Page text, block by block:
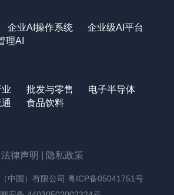
企业AI操作系统
企业级AI平台
理AI
批发与零售
电子半导体
食品饮料
法律声明 隐私政策
中国）有限公司 粤ICP备05041751号